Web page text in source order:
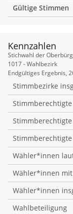
Gültige Stimmen
Kennzahlen
Kennzahlen
Stichwahl der
1017 - Wahlbezirk
Endgültiges Ergebnis,
Stimmbezirke
Wähler*innen
Wähler*innen
Wähler*innen
Wahlbeteiligung